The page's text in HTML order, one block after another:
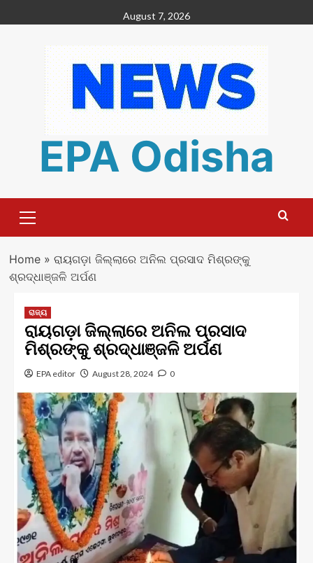
to
August 7, 2026
EPA Odisha
Menu
Home» ରାୟଗଡ଼ା ଜିଲ୍ଲାରେ ଅନିଲ ପ୍ରସାଦ ମିଶ୍ରଙ୍କୁ
ଶ୍ରଦ୍ଧାଞ୍ଜଳି ଅର୍ପଣ
ରାଜ୍ୟ
ରାୟଗଡ଼ା ଜିଲ୍ଲାରେ ଅନିଲ ପ୍ରସାଦ
ମିଶ୍ରଙ୍କୁ ଶ୍ରଦ୍ଧାଞ୍ଜଳି ଅର୍ପଣ
EPA editor August 28, 2024 0